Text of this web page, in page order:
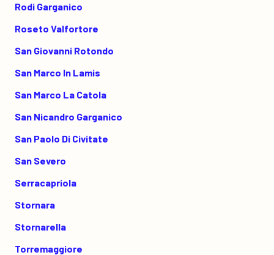
Rodi Garganico
Roseto Valfortore
San Giovanni Rotondo
San Marco In Lamis
San Marco La Catola
San Nicandro Garganico
San Paolo Di Civitate
San Severo
Serracapriola
Stornara
Stornarella
Torremaggiore